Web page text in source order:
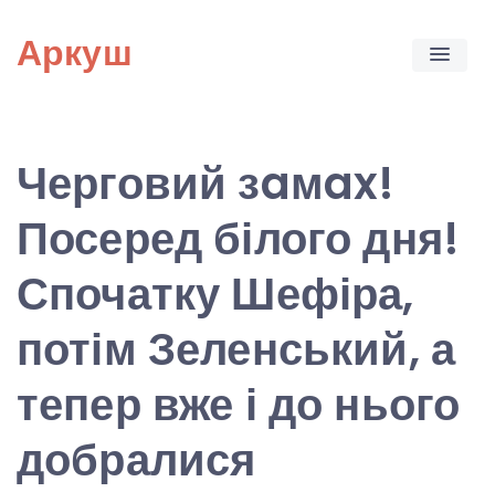
content
Аркуш
Черговий зaмax!
Посеред білого дня!
Спочатку Шефіра,
потім Зеленський, а
тепер вже і до нього
добралися